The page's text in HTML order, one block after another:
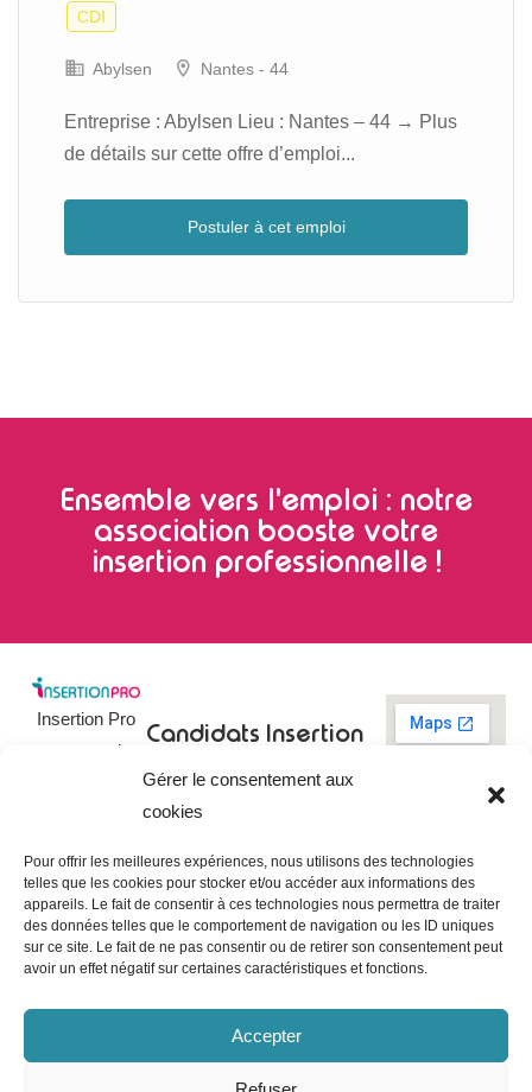
Gérer le consentement aux
cookies
Pour offrir les meilleures expériences, nous utilisons des technologies
telles que les cookies pour stocker et/ou accéder aux informations des
appareils. Le fait de consentir à ces technologies nous permettra de traiter
des données telles que le comportement de navigation ou les ID uniques
sur ce site. Le fait de ne pas consentir ou de retirer son consentement peut
avoir un effet négatif sur certaines caractéristiques et fonctions.
Accepter
CDI
Abylsen Nantes - 44
Entreprise : Abylsen Lieu : Nantes – 44 → Plus
de détails sur cette offre d’emploi...
Postuler à cet emploi
Ensemble vers l'emploi : notre
association booste votre
insertion professionnelle !
Insertion Pro
est une action
pour
l’Insertion
Professionnelle ,
dédiée à
l’insertion et
Candidats
emploi
Tableau de
bord du
candidat
Entreprises
Poster une
entreprises
Insertion
09 73 03 78
Contact
CGU
Mentions
légales
confidentialité
Politique de
cookies